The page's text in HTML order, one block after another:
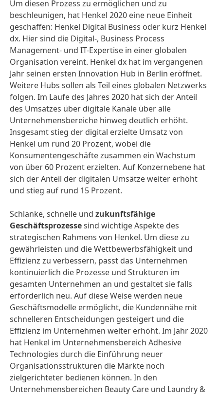
Um diesen Prozess zu ermöglichen und zu
beschleunigen, hat Henkel 2020 eine neue Einheit
geschaffen: Henkel Digital Business oder kurz Henkel
dx. Hier sind die Digital-, Business Process
Management- und IT-Expertise in einer globalen
Organisation vereint. Henkel dx hat im vergangenen
Jahr seinen ersten Innovation Hub in Berlin eröffnet.
Weitere Hubs sollen als Teil eines globalen Netzwerks
folgen. Im Laufe des Jahres 2020 hat sich der Anteil
des Umsatzes über digitale Kanäle über alle
Unternehmensbereiche hinweg deutlich erhöht.
Insgesamt stieg der digital erzielte Umsatz von
Henkel um rund 20 Prozent, wobei die
Konsumentengeschäfte zusammen ein Wachstum
von über 60 Prozent erzielten. Auf Konzernebene hat
sich der Anteil der digitalen Umsätze weiter erhöht
und stieg auf rund 15 Prozent.
Schlanke, schnelle und zukunftsfähige
Geschäftsprozessesind wichtige Aspekte des
strategischen Rahmens von Henkel. Um diese zu
gewährleisten und die Wettbewerbsfähigkeit und
Effizienz zu verbessern, passt das Unternehmen
kontinuierlich die Prozesse und Strukturen im
gesamten Unternehmen an und gestaltet sie falls
erforderlich neu. Auf diese Weise werden neue
Geschäftsmodelle ermöglicht, die Kundennähe mit
schnelleren Entscheidungen gesteigert und die
Effizienz im Unternehmen weiter erhöht. Im Jahr 2020
hat Henkel im Unternehmensbereich Adhesive
Technologies durch die Einführung neuer
Organisationsstrukturen die Märkte noch
zielgerichteter bedienen können. In den
Unternehmensbereichen Beauty Care und Laundry &